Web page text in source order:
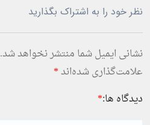
نظر خود را به اشتراک بگذارید
نشانی ایمیل شما منتشر نخواهد شد.
علامت‌گذاری شده‌اند*
دیدگاه ها:*